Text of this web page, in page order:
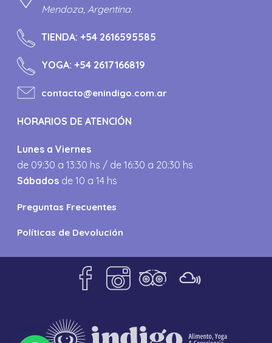
Mendoza, Argentina.
TIENDA:+54 2616595585
YOGA:+54 2617166819
contacto@enindigo.com.ar
HORARIOS DE ATENCIÓN
Lunes a Viernes
de 09:30 a 13:30 hs / de 16:30 a 20:30 hs
Sábados de 10 a 14 hs
Preguntas Frecuentes
Políticas de Devolución